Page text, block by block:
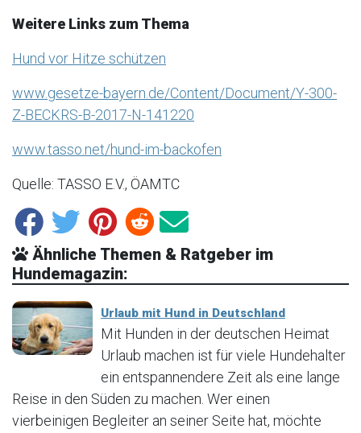
Weitere Links zum Thema
Hund vor Hitze schützen
www.gesetze-bayern.de/Content/Document/Y-300-
Z-BECKRS-B-2017-N-141220
www.tasso.net/hund-im-backofen
Quelle: TASSO E.V., ÖAMTC
Ähnliche Themen & Ratgeber im
Hundemagazin:
Urlaub mit Hund in Deutschland
Mit Hunden in der deutschen Heimat
Urlaub machen ist für viele Hundehalter
ein entspannendere Zeit als eine lange
Reise in den Süden zu machen. Wer einen
vierbeinigen Begleiter an seiner Seite hat, möchte